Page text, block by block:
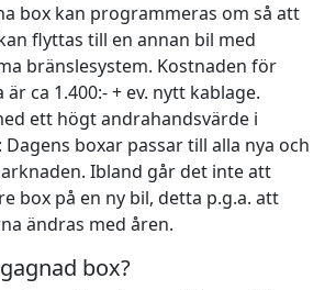
box kan programmeras om så att
flyttas till en annan bil med
bränslesystem. Kostnaden för
är ca 1.400:- + ev. nytt kablage.
ett högt andrahandsvärde i
boxar passar till alla nya och
Ibland går det inte att
box på en ny bil, detta p.g.a. att
ändras med åren.
box?